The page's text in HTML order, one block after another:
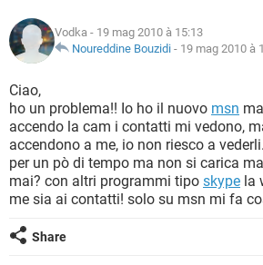
TIKTOK
HARDWARE
INSTAGRAM
TIKTOK
HARDWARE
INTRATTENIMENTO
iOS
INSTAGRAM
TIKTOK
HARDWARE
COVID-19
INTRATTENIMENTO
iOS
INSTAGRAM
TIKTOK
HARDWARE
GLOSSARIO
COVID-19
INTRATTENIMENTO ANDROID
iOS
INSTAGRAM
TIKTOK
HARDWARE
Vodka - 19 mag 2010 à 15:13
Noureddine Bouzidi - 19 mag 2010 à
Ciao,
ho un problema!! Io ho il nuovo msn
accendo la cam i contatti mi vedono,
accendono a me, io non riesco a
per un pò di tempo ma non si carica
mai? con altri programmi tipo skype la
me sia ai contatti! solo su msn mi fa
Share